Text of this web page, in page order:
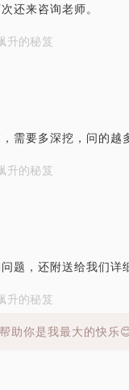
还来咨询老师。
升的秘笈
需要多深挖，问的越
升的秘笈
题，还附送给我们详
升的秘笈
助你是我最大的快乐